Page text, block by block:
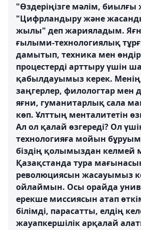
"Өздеріңізге мәлім,
"Цифрландыру және
жылы" деп жарияладым.
ғылыми-технологиялық
дамытып, техника мен
процестерді арттыру үшін
қабылдауымыз керек.
заңгерлер, филологтар мен
яғни, гуманитарлық сала
көп. Ұлттың менталитетін
Ал ол қалай өзгереді? Ол
технологияға мойын
біздің қолымыздан келмей
Қазақстанда тура
революциясын жасауымыз
ойлаймын. Осы орайда
ерекше миссиясын атап
білімді, парасатты, елдің
жауапкершілік арқалай